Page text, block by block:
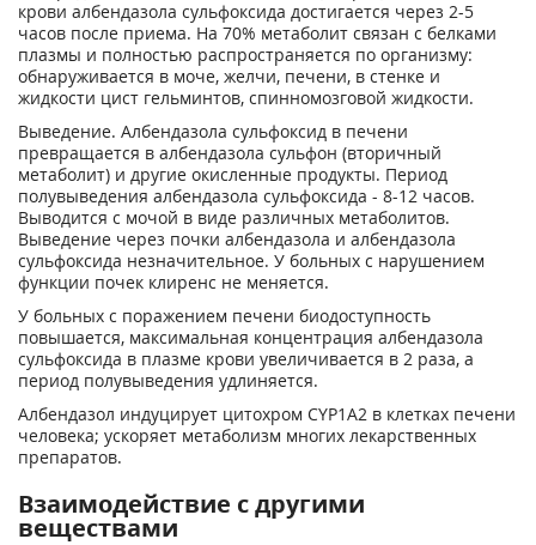
крови албендазола сульфоксида достигается через 2-5
часов после приема. На 70% метаболит связан с белками
плазмы и полностью распространяется по организму:
обнаруживается в моче, желчи, печени, в стенке и
жидкости цист гельминтов, спинномозговой жидкости.
Выведение. Албендазола сульфоксид в печени
превращается в албендазола сульфон (вторичный
метаболит) и другие окисленные продукты. Период
полувыведения албендазола сульфоксида - 8-12 часов.
Выводится с мочой в виде различных метаболитов.
Выведение через почки албендазола и албендазола
сульфоксида незначительное. У больных с нарушением
функции почек клиренс не меняется.
У больных с поражением печени биодоступность
повышается, максимальная концентрация албендазола
сульфоксида в плазме крови увеличивается в 2 раза, а
период полувыведения удлиняется.
Албендазол индуцирует цитохром CYP1A2 в клетках печени
человека; ускоряет метаболизм многих лекарственных
препаратов.
Взаимодействие с другими
веществами